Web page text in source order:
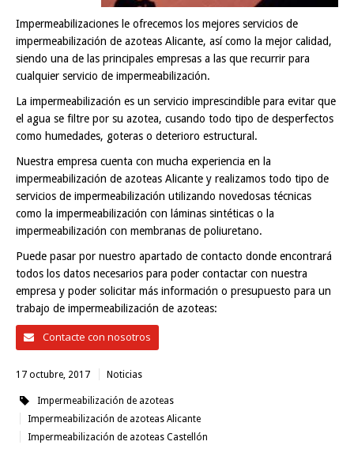
Impermeabilizaciones le ofrecemos los mejores servicios de
impermeabilización de azoteas Alicante, así como la mejor calidad,
siendo una de las principales empresas a las que recurrir para
cualquier servicio de impermeabilización.
La impermeabilización es un servicio imprescindible para evitar que
el agua se filtre por su azotea, cusando todo tipo de desperfectos
como humedades, goteras o deterioro estructural.
Nuestra empresa cuenta con mucha experiencia en la
impermeabilización de azoteas Alicante y realizamos todo tipo de
servicios de impermeabilización utilizando novedosas técnicas
como la impermeabilización con láminas sintéticas o la
impermeabilización con membranas de poliuretano.
Puede pasar por nuestro apartado de contacto donde encontrará
todos los datos necesarios para poder contactar con nuestra
empresa y poder solicitar más información o presupuesto para un
trabajo de impermeabilización de azoteas:
Contacte con nosotros
17 octubre, 2017 Noticias
Impermeabilización de azoteas
Impermeabilización de azoteas Alicante
Impermeabilización de azoteas Castellón